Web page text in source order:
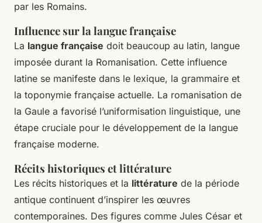
par les Romains.
Influence sur la langue française
La langue française doit beaucoup au latin, langue
imposée durant la Romanisation. Cette influence
latine se manifeste dans le lexique, la grammaire et
la toponymie française actuelle. La romanisation de
la Gaule a favorisé l’uniformisation linguistique, une
étape cruciale pour le développement de la langue
française moderne.
Récits historiques et littérature
Les récits historiques et la littérature de la période
antique continuent d’inspirer les œuvres
contemporaines. Des figures comme Jules César et